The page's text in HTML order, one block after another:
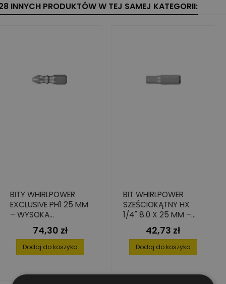
INNYCH PRODUKTÓW W TEJ SAMEJ KATEGORII:
BITY WHIRLPOWER
EXCLUSIVE PH1 25 MM
– WYSOKA
TWARDOŚĆ, 10 SZT.
Cena
74,30 zł
Dodaj do koszyka
BIT WHIRLPOWER
SZEŚCIOKĄTNY HX
1/4" 8.0 X 25 MM –
WYSOKA TWARDOŚĆ
Cena
42,73 zł
Dodaj do koszyka